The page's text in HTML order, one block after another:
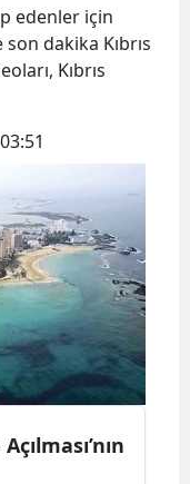
edenler için
dakika Kıbrıs
Kıbrıs